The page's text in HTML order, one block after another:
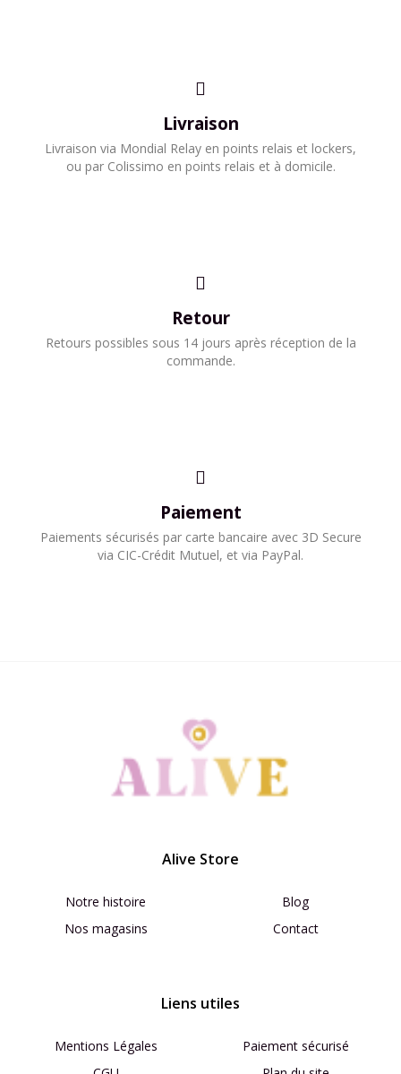
Livraison
​Livraison via Mondial Relay en points relais et lockers,
ou par Colissimo en points relais et à domicile.​
Retour
Retours possibles sous 14 jours après réception de la
commande.
Paiement
Paiements sécurisés par carte bancaire avec 3D Secure
via CIC-Crédit Mutuel, et via PayPal.​
Alive Store
Notre histoire
Nos magasins
Blog
Contact
Liens utiles
Mentions Légales
Paiement sécurisé